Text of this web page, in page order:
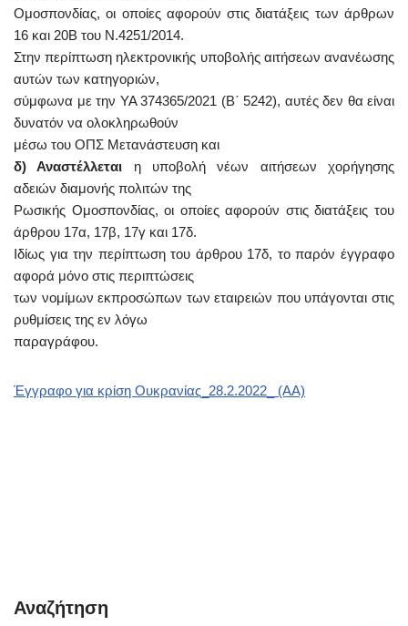
Ομοσπονδίας, οι οποίες αφορούν στις διατάξεις των άρθρων
16 και 20Β του Ν.4251/2014.
Στην περίπτωση ηλεκτρονικής υποβολής αιτήσεων ανανέωσης
αυτών των κατηγοριών,
σύμφωνα με την ΥΑ 374365/2021 (Β΄ 5242), αυτές δεν θα είναι
δυνατόν να ολοκληρωθούν
μέσω του ΟΠΣ Μετανάστευση και
δ) Αναστέλλεται η υποβολή νέων αιτήσεων χορήγησης
αδειών διαμονής πολιτών της
Ρωσικής Ομοσπονδίας, οι οποίες αφορούν στις διατάξεις του
άρθρου 17α, 17β, 17γ και 17δ.
Ιδίως για την περίπτωση του άρθρου 17δ, το παρόν έγγραφο
αφορά μόνο στις περιπτώσεις
των νομίμων εκπροσώπων των εταιρειών που υπάγονται στις
ρυθμίσεις της εν λόγω
παραγράφου.
Έγγραφο για κρίση Ουκρανίας_28.2.2022_ (ΑΑ)
Αναζήτηση